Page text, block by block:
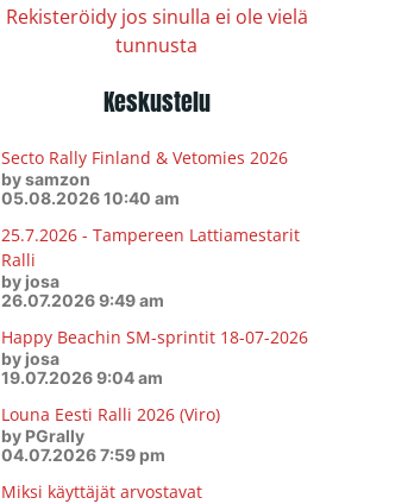
Rekisteröidy jos sinulla ei ole vielä
tunnusta
Keskustelu
Secto Rally Finland & Vetomies 2026
by samzon
05.08.2026 10:40 am
25.7.2026 - Tampereen Lattiamestarit
Ralli
by josa
26.07.2026 9:49 am
Happy Beachin SM-sprintit 18-07-2026
by josa
19.07.2026 9:04 am
Louna Eesti Ralli 2026 (Viro)
by PGrally
04.07.2026 7:59 pm
Miksi käyttäjät arvostavat